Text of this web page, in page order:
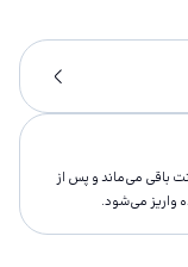
باقى مى‌ماند و پس از
واريز مى‌شود.